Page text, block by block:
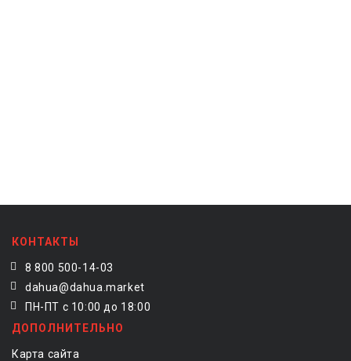
КОНТАКТЫ
8 800 500-14-03
dahua@dahua.market
ПН-ПТ с 10:00 до 18:00
ДОПОЛНИТЕЛЬНО
Карта сайта